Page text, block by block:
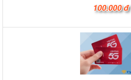
100.000 đ